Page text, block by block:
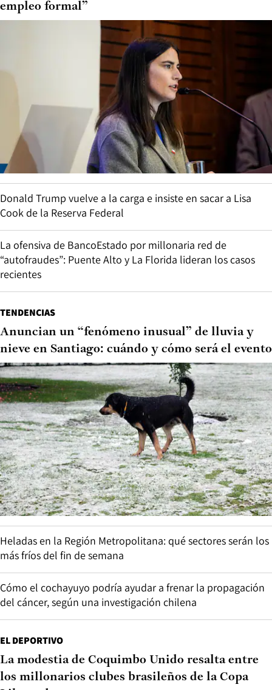
empleo formal”
Donald Trump vuelve a la carga e insiste en sacar a Lisa
Cook de la Reserva Federal
La ofensiva de BancoEstado por millonaria red de
“autofraudes”: Puente Alto y La Florida lideran los casos
recientes
TENDENCIAS
Anuncian un “fenómeno inusual” de lluvia y
nieve en Santiago: cuándo y cómo será el evento
Heladas en la Región Metropolitana: qué sectores serán los
más fríos del fin de semana
Cómo el cochayuyo podría ayudar a frenar la propagación
del cáncer, según una investigación chilena
EL DEPORTIVO
La modestia de Coquimbo Unido resalta entre
los millonarios clubes brasileños de la Copa